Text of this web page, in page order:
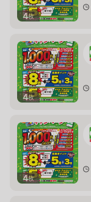
4枚
4枚
4枚